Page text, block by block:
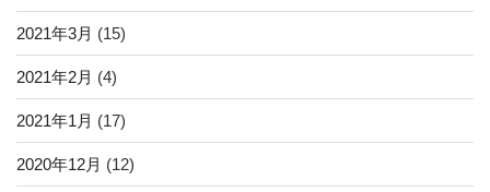
2021年3月 (15)
2021年2月 (4)
2021年1月 (17)
2020年12月 (12)